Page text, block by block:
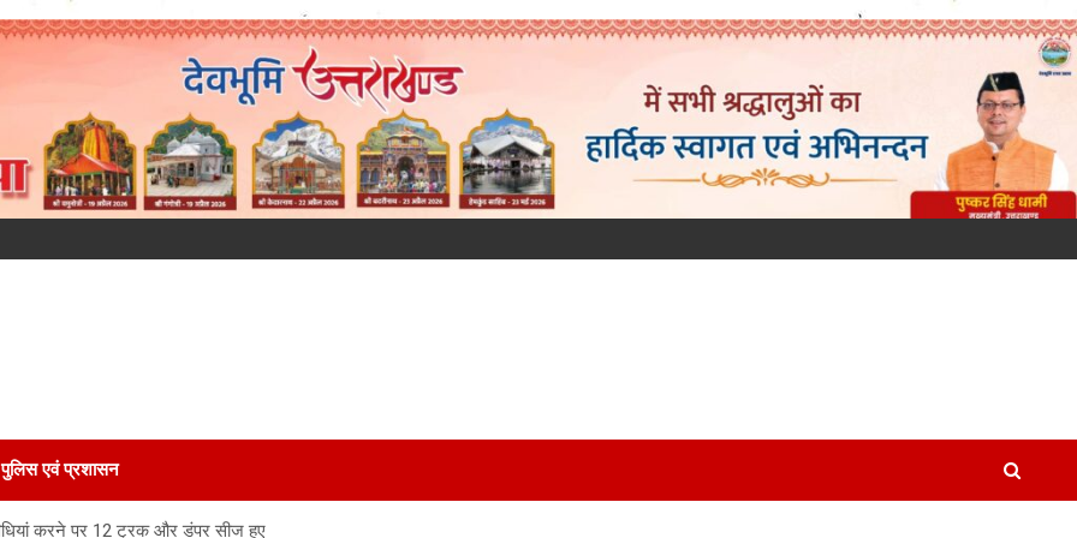
पुलिस एवं प्रशासन
करने पर 12 ट्रक और डंपर सीज हुए